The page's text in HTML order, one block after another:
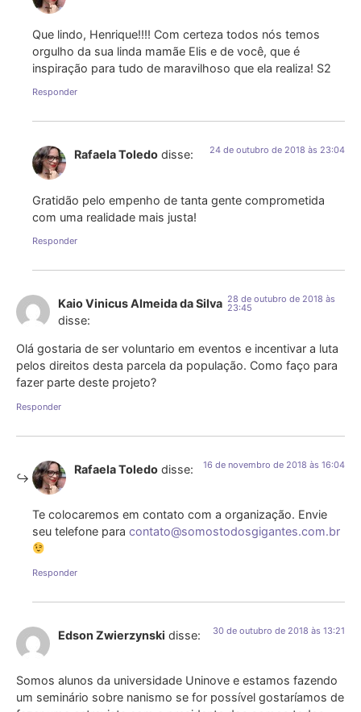
Que lindo, Henrique!!!! Com certeza todos nós temos
orgulho da sua linda mamãe Elis e de você, que é
inspiração para tudo de maravilhoso que ela realiza! S2
Responder
Rafaela Toledo disse: 24 de outubro de 2018 às 23:04
Gratidão pelo empenho de tanta gente comprometida
com uma realidade mais justa!
Responder
Kaio Vinicus Almeida da Silva
disse:
28 de outubro de 2018 às
23:45
Olá gostaria de ser voluntario em eventos e incentivar a luta
pelos direitos desta parcela da população. Como faço para
fazer parte deste projeto?
Responder
Rafaela Toledo disse: 16 de novembro de 2018 às 16:04
Te colocaremos em contato com a organização. Envie
seu telefone para contato@somostodosgigantes.com.br
Responder
Edson Zwierzynski disse: 30 de outubro de 2018 às 13:21
Somos alunos da universidade Uninove e estamos fazendo
um seminário sobre nanismo se for possível gostaríamos de